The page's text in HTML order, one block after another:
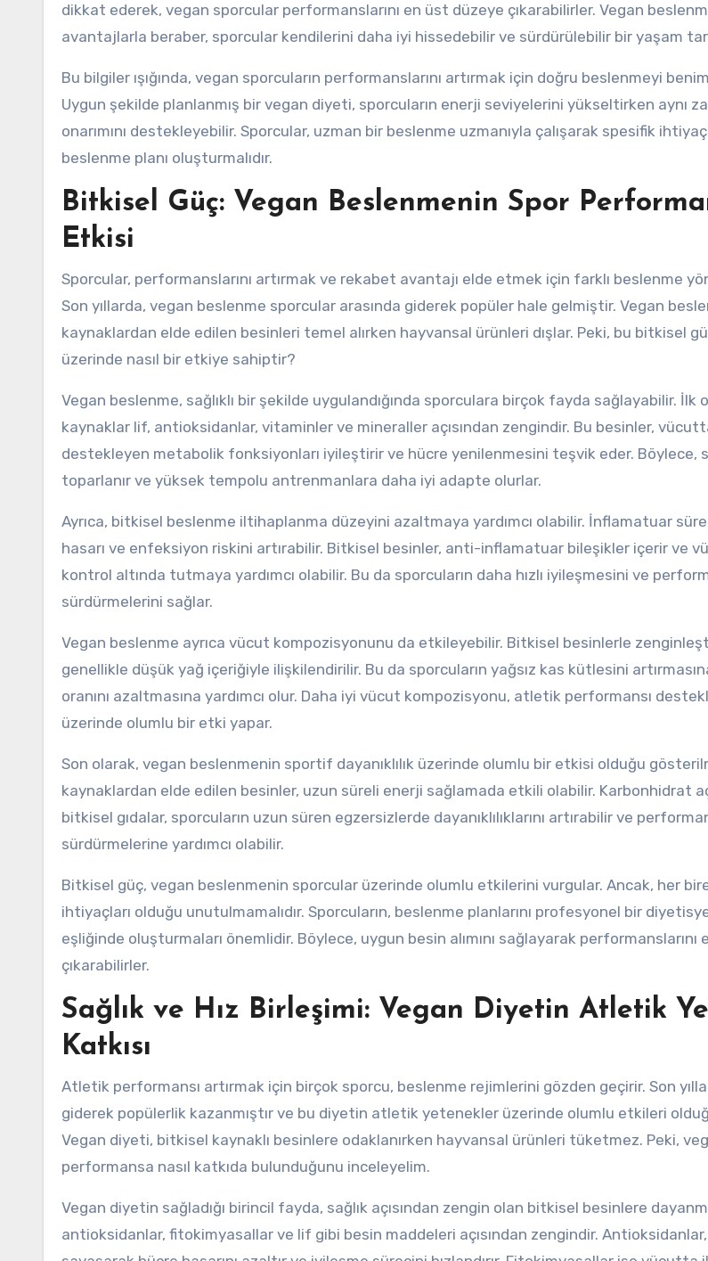
dikkat ederek, vegan sporcular performanslarını en üst düzeye çıkarabilirler. Vegan
avantajlarla beraber, sporcular kendilerini daha iyi hissedebilir ve sürdürülebilir bir yaşam
Bu bilgiler ışığında, vegan sporcuların performanslarını artırmak için doğru beslenmeyi
Uygun şekilde planlanmış bir vegan diyeti, sporcuların enerji seviyelerini yükseltirken aynı
onarımını destekleyebilir. Sporcular, uzman bir beslenme uzmanıyla çalışarak spesifik
beslenme planı oluşturmalıdır.
Bitkisel Güç: Vegan Beslenmenin Spor
Etkisi
Sporcular, performanslarını artırmak ve rekabet avantajı elde etmek için farklı beslenme
Son yıllarda, vegan beslenme sporcular arasında giderek popüler hale gelmiştir. Vegan
kaynaklardan elde edilen besinleri temel alırken hayvansal ürünleri dışlar. Peki, bu bitkisel
üzerinde nasıl bir etkiye sahiptir?
Vegan beslenme, sağlıklı bir şekilde uygulandığında sporculara birçok fayda sağlayabilir. İlk
kaynaklar lif, antioksidanlar, vitaminler ve mineraller açısından zengindir. Bu besinler,
destekleyen metabolik fonksiyonları iyileştirir ve hücre yenilenmesini teşvik eder. Böylece,
toparlanır ve yüksek tempolu antrenmanlara daha iyi adapte olurlar.
Ayrıca, bitkisel beslenme iltihaplanma düzeyini azaltmaya yardımcı olabilir. İnflamatuar
hasarı ve enfeksiyon riskini artırabilir. Bitkisel besinler, anti-inflamatuar bileşikler içerir ve
kontrol altında tutmaya yardımcı olabilir. Bu da sporcuların daha hızlı iyileşmesini ve
sürdürmelerini sağlar.
Vegan beslenme ayrıca vücut kompozisyonunu da etkileyebilir. Bitkisel besinlerle
genellikle düşük yağ içeriğiyle ilişkilendirilir. Bu da sporcuların yağsız kas kütlesini
oranını azaltmasına yardımcı olur. Daha iyi vücut kompozisyonu, atletik performansı
üzerinde olumlu bir etki yapar.
Son olarak, vegan beslenmenin sportif dayanıklılık üzerinde olumlu bir etkisi olduğu
kaynaklardan elde edilen besinler, uzun süreli enerji sağlamada etkili olabilir. Karbonhidrat
bitkisel gıdalar, sporcuların uzun süren egzersizlerde dayanıklılıklarını artırabilir ve
sürdürmelerine yardımcı olabilir.
Bitkisel güç, vegan beslenmenin sporcular üzerinde olumlu etkilerini vurgular. Ancak, her
ihtiyaçları olduğu unutulmamalıdır. Sporcuların, beslenme planlarını profesyonel bir
eşliğinde oluşturmaları önemlidir. Böylece, uygun besin alımını sağlayarak performanslarını
çıkarabilirler.
Sağlık ve Hız Birleşimi: Vegan Diyetin Atletik
Katkısı
Atletik performansı artırmak için birçok sporcu, beslenme rejimlerini gözden geçirir. Son
giderek popülerlik kazanmıştır ve bu diyetin atletik yetenekler üzerinde olumlu etkileri
Vegan diyeti, bitkisel kaynaklı besinlere odaklanırken hayvansal ürünleri tüketmez. Peki,
performansa nasıl katkıda bulunduğunu inceleyelim.
Vegan diyetin sağladığı birincil fayda, sağlık açısından zengin olan bitkisel besinlere
antioksidanlar, fitokimyasallar ve lif gibi besin maddeleri açısından zengindir.